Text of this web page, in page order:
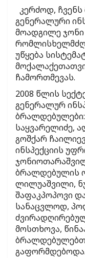
კერძოდ, ჩვენს
გენერალური
მოადგილე
უწყება
ჩამორთმევას.
2008 წლის
გენერალურ
საყვარელიძე,
გოშქარ
ინსპექციის
ბრალდებულის
ლილუაშვილი,
შაფაკპოპოვი
სანაცვლოდ,
მოსთხოვა,
გაფორმდებოდა.